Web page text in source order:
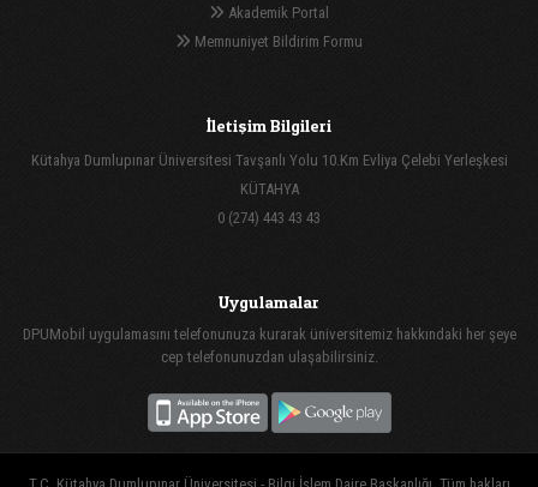
Akademik Portal
Memnuniyet Bildirim Formu
İletişim Bilgileri
Kütahya Dumlupınar Üniversitesi Tavşanlı Yolu 10.Km Evliya Çelebi Yerleşkesi
KÜTAHYA
0 (274) 443 43 43
Uygulamalar
DPUMobil uygulamasını telefonunuza kurarak üniversitemiz hakkındaki her şeye
cep telefonunuzdan ulaşabilirsiniz.